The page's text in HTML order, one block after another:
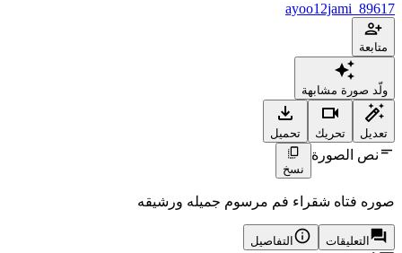
ayoo12jami_89617
متابعة
ولّد صورة مشابهة
تعديل تحريك تحميل
نص الصورة
نسخ
صوره فتاه شقراء فم مرسوم جميله ورشيقه
التعليقات التفاصيل